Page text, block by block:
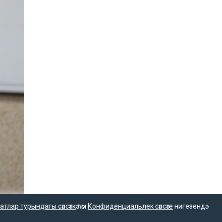
турындагы сәясәткәһәм Конфиденциальлек сәясәте нигезендә